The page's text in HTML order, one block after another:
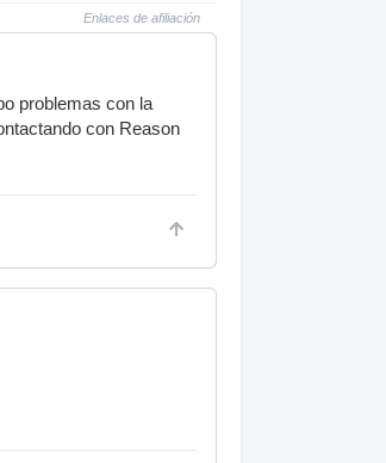
Enlaces de afiliación
problemas con la
con Reason